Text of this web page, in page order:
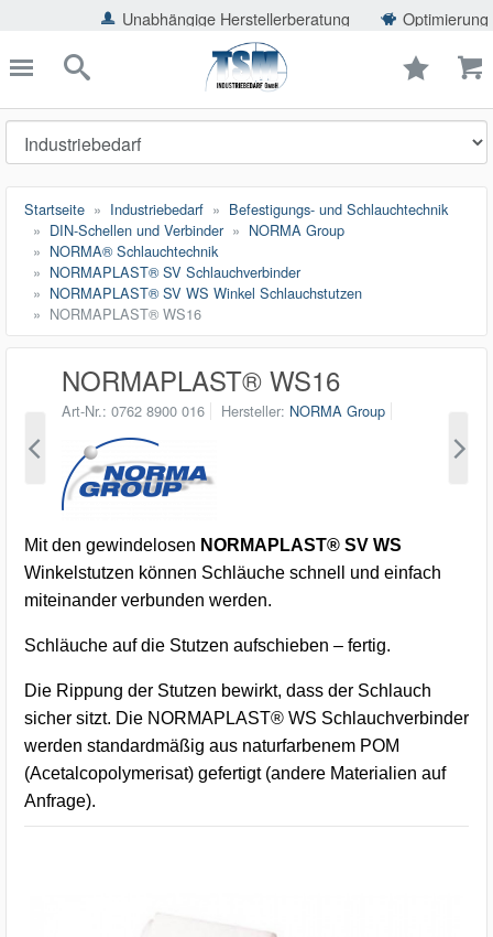
Unabhängige Herstellerberatung Optimierung der
schließen
Suche
Startseite Industriebedarf
Befestigungs- und Schlauchtechnik
DIN-Schellen und Verbinder
NORMA Group
NORMA® Schlauchtechnik
NORMAPLAST® SV Schlauchverbinder
NORMAPLAST® SV WS Winkel Schlauchstutzen
NORMAPLAST® WS16
NORMAPLAST® WS16
Art-Nr. 0762 8900 016 Hersteller NORMA Group
Mit den gewindelosen NORMAPLAST® SV WS
Winkelstutzen können Schläuche schnell und einfach
miteinander verbunden werden.
Schläuche auf die Stutzen aufschieben – fertig.
Die Rippung der Stutzen bewirkt, dass der Schlauch
sicher sitzt. Die NORMAPLAST® WS Schlauchverbinder
werden standardmäßig aus naturfarbenem POM
(Acetalcopolymerisat) gefertigt (andere Materialien auf
Anfrage).